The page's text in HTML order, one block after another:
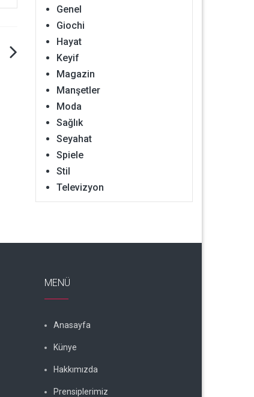
Genel
Giochi
Hayat
Keyif
Magazin
Manşetler
Moda
Sağlık
Seyahat
Spiele
Stil
Televizyon
MENÜ
Anasayfa
Künye
Hakkımızda
Prensiplerimiz